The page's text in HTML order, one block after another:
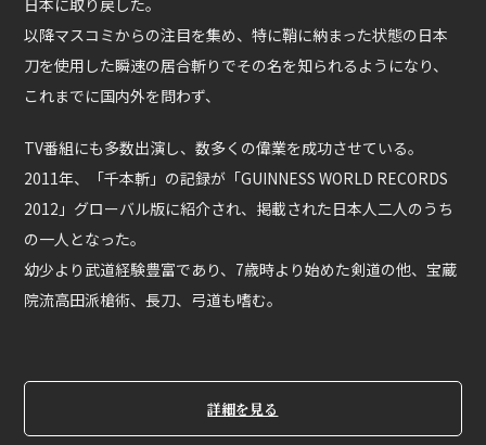
詳細を見る
日本に取り戻した。
以降マスコミからの注目を集め、特に鞘に納まった状態の日本
刀を使用した瞬速の居合斬りでその名を知られるようになり、
これまでに国内外を問わず、
TV番組にも多数出演し、数多くの偉業を成功させている。
2011年、「千本斬」の記録が「GUINNESS WORLD RECORDS
2012」グローバル版に紹介され、掲載された日本人二人のうち
の一人となった。
幼少より武道経験豊富であり、7歳時より始めた剣道の他、宝蔵
院流高田派槍術、長刀、弓道も嗜む。